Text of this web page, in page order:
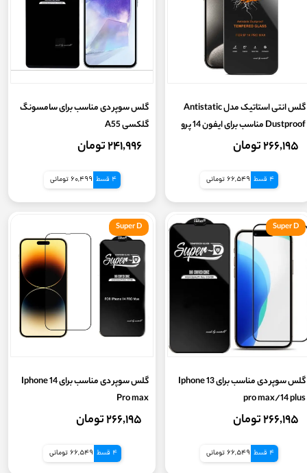
گلس انتی استاتیک مدل Antistatic
Dustproof مناسب برای ایفون 14 پرو
مکس
۲۶۶,۱۹۵ تومان
4 قسط 66,549 تومانی
گلس سوپر دی مناسب برای سامسونگ
گلکسی A55
۲۴۱,۹۹۶ تومان
4 قسط 60,499 تومانی
گلس سوپر دی مناسب برای Iphone 13
pro max/14 plus
۲۶۶,۱۹۵ تومان
4 قسط 66,549 تومانی
Super D
گلس سوپر دی مناسب برای Iphone 14
Pro max
۲۶۶,۱۹۵ تومان
4 قسط 66,549 تومانی
Super D